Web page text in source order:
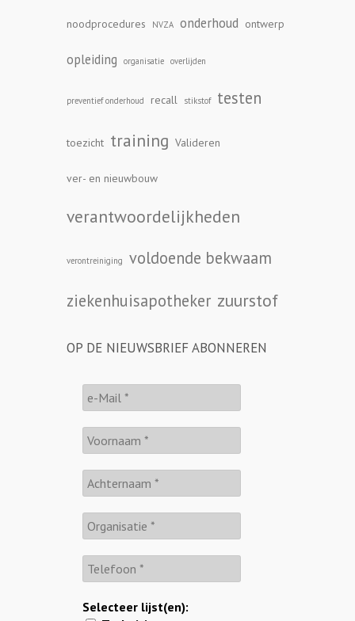
noodprocedures NVZA onderhoud ontwerp
opleiding organisatie overlijden
preventief onderhoud recall stikstof testen
toezicht training Valideren
ver- en nieuwbouw
verantwoordelijkheden
verontreiniging
voldoende bekwaam
ziekenhuisapotheker zuurstof
OP DE NIEUWSBRIEF ABONNEREN
Selecteer lijst(en):